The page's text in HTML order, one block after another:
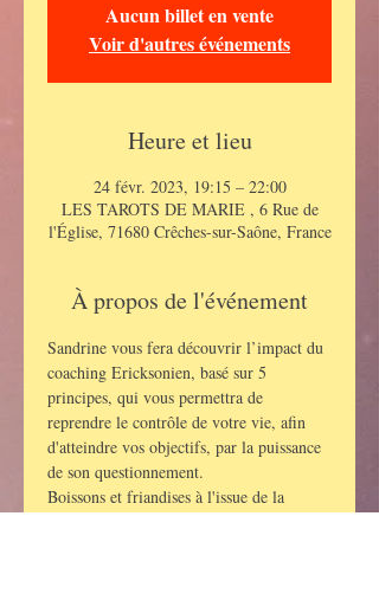
Aucun billet en vente
Voir d'autres événements
Heure et lieu
24 févr. 2023, 19:15 – 22:00
LES TAROTS DE MARIE , 6 Rue de
l'Église, 71680 Crêches-sur-Saône, France
À propos de l'événement
Sandrine vous fera découvrir l’impact du
coaching Ericksonien, basé sur 5
principes, qui vous permettra de
reprendre le contrôle de votre vie, afin
d'atteindre vos objectifs, par la puissance
de son questionnement.
Boissons et friandises à l'issue de la